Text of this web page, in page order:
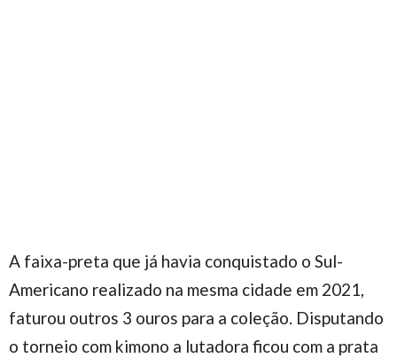
A faixa-preta que já havia conquistado o Sul-
Americano realizado na mesma cidade em 2021,
faturou outros 3 ouros para a coleção. Disputando
o torneio com kimono a lutadora ficou com a prata